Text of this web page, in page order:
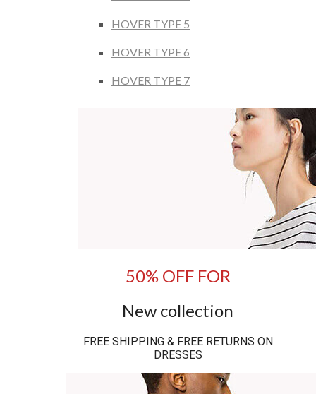
HOVER TYPE 5
HOVER TYPE 6
HOVER TYPE 7
50% OFF FOR
New collection
FREE SHIPPING & FREE RETURNS ON
DRESSES